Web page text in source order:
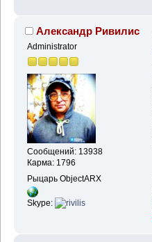
Александр Ривилис
Administrator
Сообщений: 13938
Карма: 1796
Рыцарь ObjectARX
Skype: